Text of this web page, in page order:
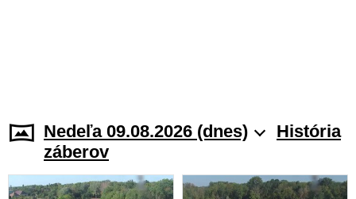
Nedeľa 09.08.2026 (dnes)
História
záberov